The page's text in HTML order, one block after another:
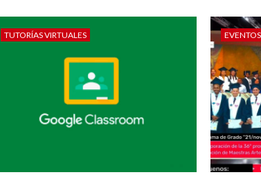
TUTORÍAS VIRTUALES EVENTOS